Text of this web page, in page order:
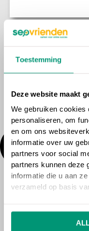
Toestemming
Deze website maakt
We gebruiken cookies
personaliseren, om
en om ons
informatie over uw
partners voor social
partners kunnen deze
informatie die u aan
verzameld op basis